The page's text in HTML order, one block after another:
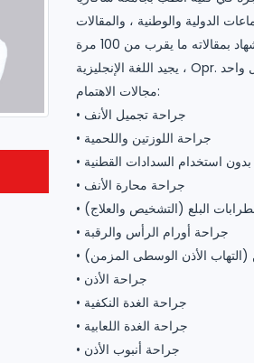
الدولية والوطنية ، والمقالات
مجالات الاهتمام:
• جراحة تجميل الأنف
• جراحة اللوزتين واللحمية
استخدام السدادات القطنية
• جراحة محارة الأنف
البلع (التشخيص والعلاج)
• جراحة أورام الرأس والرقبة
(التهاب الأذن الوسطى المزمن)
• جراحة الأذن
• جراحة الغدة النكفية
• جراحة الغدة اللعابية
• جراحة أنبوب الأذن